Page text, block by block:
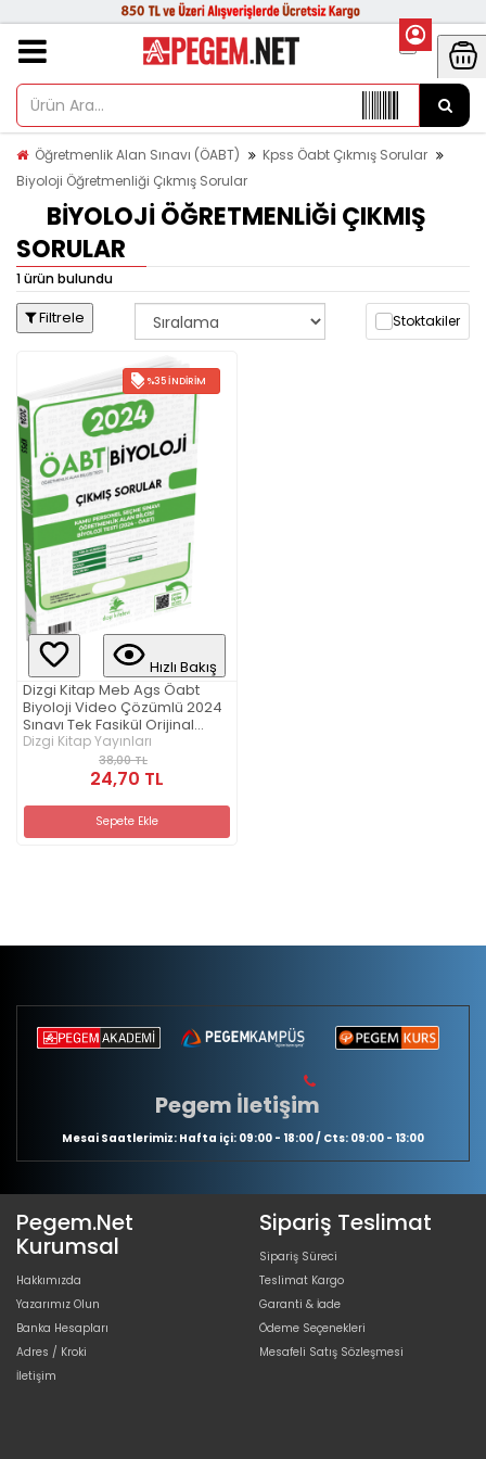
Öğretmenlik Alan Sınavı (ÖABT)
Kpss Öabt Çıkmış Sorular
Biyoloji Öğretmenliği Çıkmış Sorular
BIYOLOJI ÖĞRETMENLIĞI ÇIKMIŞ
SORULAR
1 ürün bulundu
Filtrele Stoktakiler
%35 İNDIRIM
Hızlı Bakış
Dizgi Kitap Meb Ags Öabt
Biyoloji Video Çözümlü 2024
Sınavı Tek Fasikül Orijinal
Çıkmış Sorular
Dizgi Kitap Yayınları
38,00 TL
24,70 TL
Sepete Ekle
Pegem İletişim
Mesai Saatlerimiz: Hafta içi: 09:00 - 18:00 / Cts: 09:00 - 13:00
Pegem.Net
Kurumsal
Hakkımızda
Yazarımız Olun
Banka Hesapları
Adres / Kroki
İletişim
Sipariş Teslimat
Sipariş Süreci
Teslimat Kargo
Garanti & İade
Ödeme Seçenekleri
Mesafeli Satış Sözleşmesi